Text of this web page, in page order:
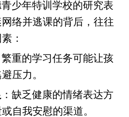
少年特训学校的研究表
络并逃课的背后，往往
：
繁重的学习任务可能让孩
压力。
：缺乏健康的情绪表达方
自我安慰的渠道。